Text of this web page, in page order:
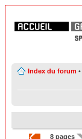
Index du forum •
8 pages